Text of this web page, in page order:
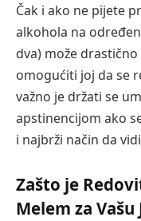
Čak i ako ne pijete
alkohola na
dva) može
omogućiti joj da se
važno je držati se
apstinencijom ako
i najbrži način da
Zašto je
Melem za Vašu